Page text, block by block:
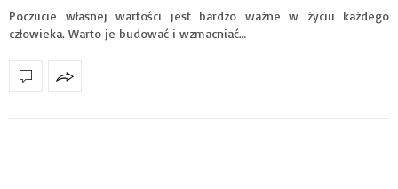
Poczucie własnej wartości jest bardzo ważne w życiu każdego
człowieka. Warto je budować i wzmacniać…